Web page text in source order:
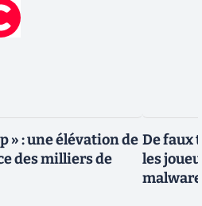
» : une élévation de
des milliers de
De faux
les
malware